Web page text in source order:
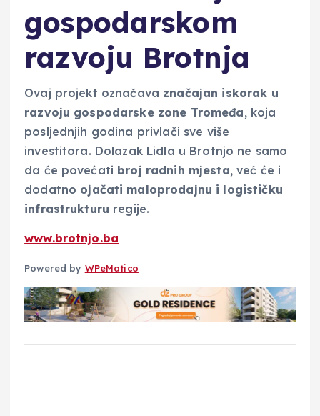
gospodarskom
razvoju Brotnja
Ovaj projekt označava značajan iskorak u
razvoju gospodarske zone Tromeđa, koja
posljednjih godina privlači sve više
investitora. Dolazak Lidla u Brotnjo ne samo
da će povećati broj radnih mjesta, već će i
dodatno ojačati maloprodajnu i logističku
infrastrukturu regije.
www.brotnjo.ba
Powered by WPeMatico